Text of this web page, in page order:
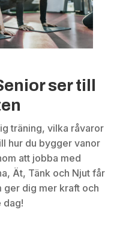
ser till
träning, vilka råvaror
hur du bygger vanor
att jobba med
Ät, Tänk och Njut får
ger dig mer kraft och
dag!